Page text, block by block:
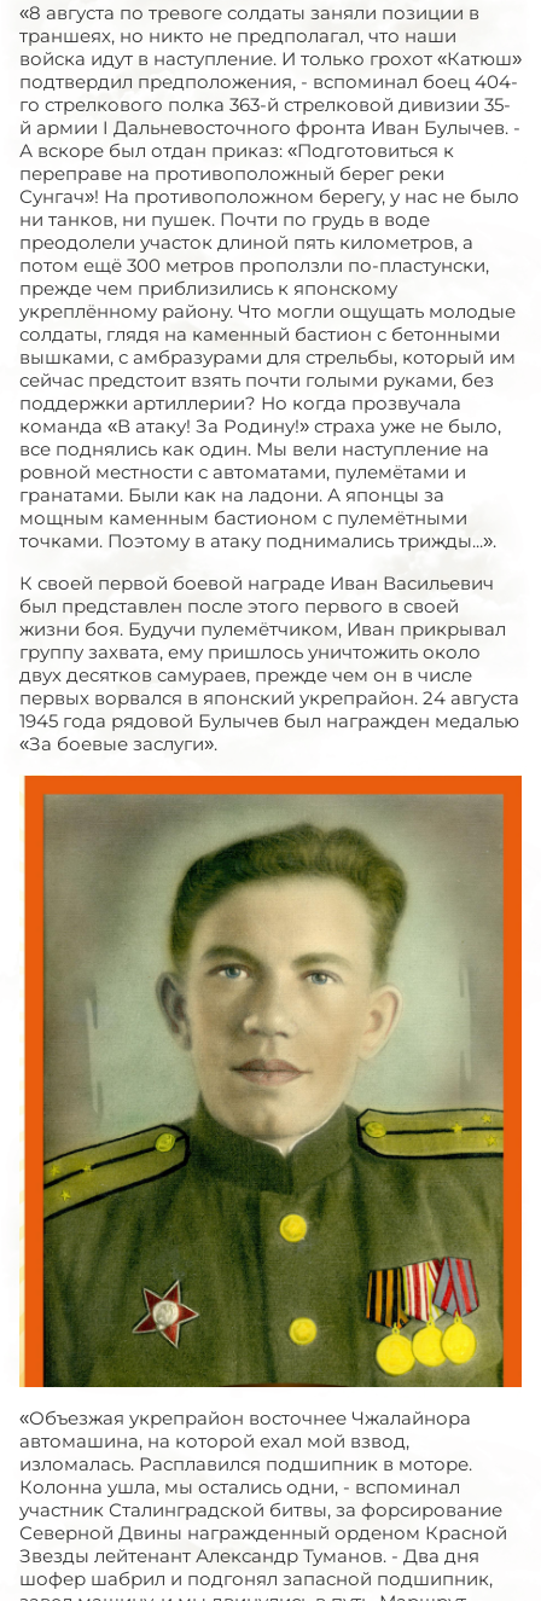
«8 августа по тревоге солдаты заняли позиции в
траншеях, но никто не предполагал, что наши
войска идут в наступление. И только грохот «Катюш»
подтвердил предположения, - вспоминал боец 404-
го стрелкового полка 363-й стрелковой дивизии 35-
й армии I Дальневосточного фронта Иван Булычев. -
А вскоре был отдан приказ: «Подготовиться к
переправе на противоположный берег реки
Сунгач»! На противоположном берегу, у нас не было
ни танков, ни пушек. Почти по грудь в воде
преодолели участок длиной пять километров, а
потом ещё 300 метров проползли по-пластунски,
прежде чем приблизились к японскому
укреплённому району. Что могли ощущать молодые
солдаты, глядя на каменный бастион с бетонными
вышками, с амбразурами для стрельбы, который им
сейчас предстоит взять почти голыми руками, без
поддержки артиллерии? Но когда прозвучала
команда «В атаку! За Родину!» страха уже не было,
все поднялись как один. Мы вели наступление на
ровной местности с автоматами, пулемётами и
гранатами. Были как на ладони. А японцы за
мощным каменным бастионом с пулемётными
точками. Поэтому в атаку поднимались трижды...».
К своей первой боевой награде Иван Васильевич
был представлен после этого первого в своей
жизни боя. Будучи пулемётчиком, Иван прикрывал
группу захвата, ему пришлось уничтожить около
двух десятков самураев, прежде чем он в числе
первых ворвался в японский укрепрайон. 24 августа
1945 года рядовой Булычев был награжден медалью
«За боевые заслуги».
«Объезжая укрепрайон восточнее Чжалайнора
автомашина, на которой ехал мой взвод,
изломалась. Расплавился подшипник в моторе.
Колонна ушла, мы остались одни, - вспоминал
участник Сталинградской битвы, за форсирование
Северной Двины награжденный орденом Красной
Звезды лейтенант Александр Туманов. - Два дня
шофер шабрил и подгонял запасной подшипник,